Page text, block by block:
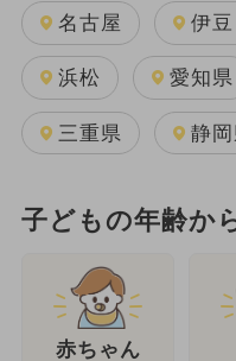
名古屋 伊
浜松 愛知県
三重県 静岡
子どもの年齢か
赤ちゃん